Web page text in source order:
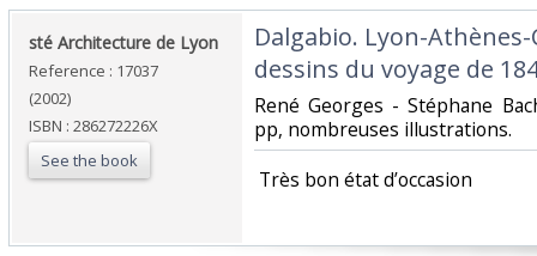
‎sté Architecture de Lyon‎
Reference : 17037
(2002)
ISBN : 286272226X
See the book
‎Dalgabio. Lyon-
dessins du voyage de
‎René Georges - Stéphane
pp, nombreuses illustrations.‎
‎ Très bon état d’occasion ‎